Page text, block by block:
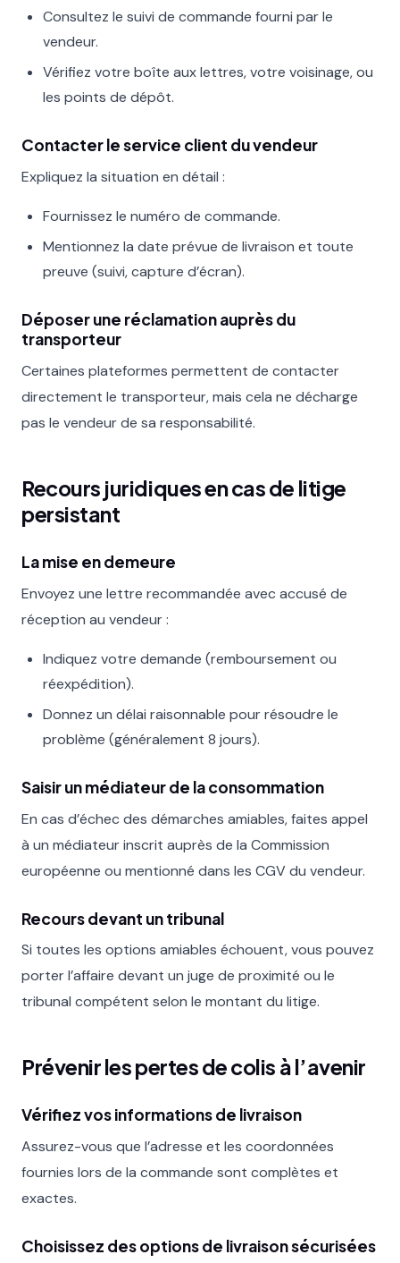
Consultez le suivi de commande fourni par le
vendeur.
Vérifiez votre boîte aux lettres, votre voisinage, ou
les points de dépôt.
Contacter le service client du vendeur
Expliquez la situation en détail :
Fournissez le numéro de commande.
Mentionnez la date prévue de livraison et toute
preuve (suivi, capture d’écran).
Déposer une réclamation auprès du
transporteur
Certaines plateformes permettent de contacter
directement le transporteur, mais cela ne décharge
pas le vendeur de sa responsabilité.
Recours juridiques en cas de litige
persistant
La mise en demeure
Envoyez une lettre recommandée avec accusé de
réception au vendeur :
Indiquez votre demande (remboursement ou
réexpédition).
Donnez un délai raisonnable pour résoudre le
problème (généralement 8 jours).
Saisir un médiateur de la consommation
En cas d’échec des démarches amiables, faites appel
à un médiateur inscrit auprès de la Commission
européenne ou mentionné dans les CGV du vendeur.
Recours devant un tribunal
Si toutes les options amiables échouent, vous pouvez
porter l’affaire devant un juge de proximité ou le
tribunal compétent selon le montant du litige.
Prévenir les pertes de colis à l’avenir
Vérifiez vos informations de livraison
Assurez-vous que l’adresse et les coordonnées
fournies lors de la commande sont complètes et
exactes.
Choisissez des options de livraison sécurisées